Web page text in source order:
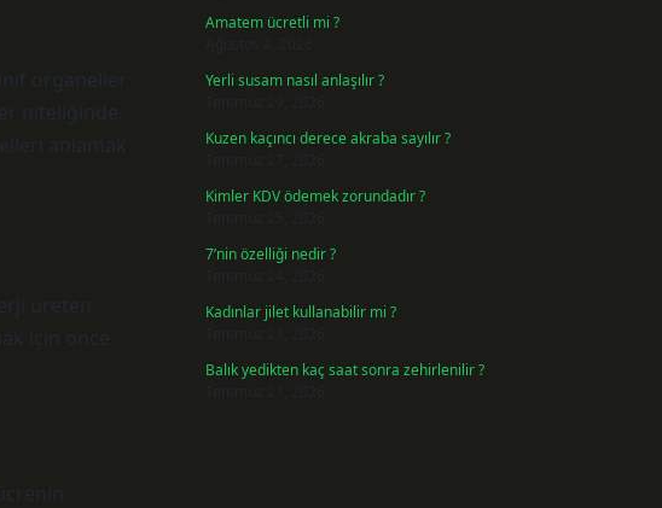
organeller
niteliğinde.
anlamak
üreten
için önce
Amatem ücretli mi ?
Ağustos 4, 2026
Yerli susam nasıl anlaşılır ?
Temmuz 29, 2026
Kuzen kaçıncı derece akraba sayılır ?
Temmuz 27, 2026
Kimler KDV ödemek zorundadır ?
Temmuz 25, 2026
7’nin özelliği nedir ?
Temmuz 24, 2026
Kadınlar jilet kullanabilir mi ?
Temmuz 23, 2026
Balık yedikten kaç saat sonra zehirlenilir ?
Temmuz 21, 2026